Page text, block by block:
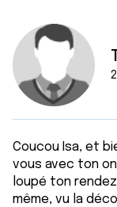
Coucou Isa, et
vous avec ton
loupé ton
même, vu la